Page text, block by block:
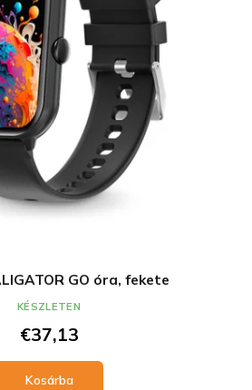
GO óra, fekete
€37,13
Kosárba
KÉSZLETEN